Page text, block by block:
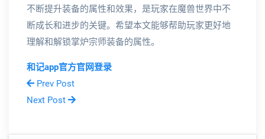
不断提升装备的属性和效果，是玩家在魔兽世界中不
断成长和进步的关键。希望本文能够帮助玩家更好地
理解和解锁掌炉宗师装备的属性。
和记app官方官网登录
Prev Post
Next Post